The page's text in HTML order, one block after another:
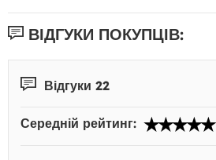
ВІДГУКИ ПОКУПЦІВ:
Відгуки 22
Середній рейтинг: